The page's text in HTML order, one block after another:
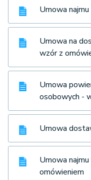
Umowa
Umowa na
wzór z
Umowa
osobowych -
Umowa
Umowa
omówieniem